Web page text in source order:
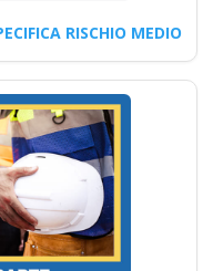
e
RISCHIO MEDIO